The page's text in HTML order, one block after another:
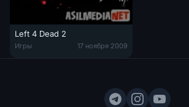
Left 4 Dead 2
Left 4 Dead 2 / 2009 / Tas-IX skachat
Игры 17 ноября 2009